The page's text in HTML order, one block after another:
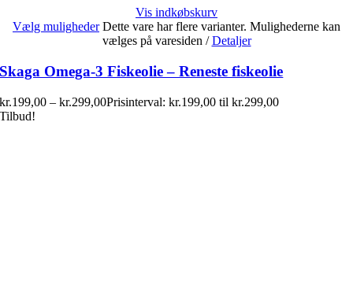
Vis indkøbskurv
Vælg muligheder Dette vare har flere varianter. Mulighederne kan
vælges på varesiden / Detaljer
Skaga Omega-3 Fiskeolie – Reneste fiskeolie
kr.199,00 – kr.299,00Prisinterval: kr.199,00 til kr.299,00
Tilbud!